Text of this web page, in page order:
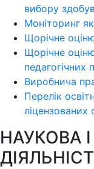
вибору
Моніторинг
Щорічне
Щорічне
педагогічних
Виробнича
Перелік
ліцензoваних
НАУКОВА